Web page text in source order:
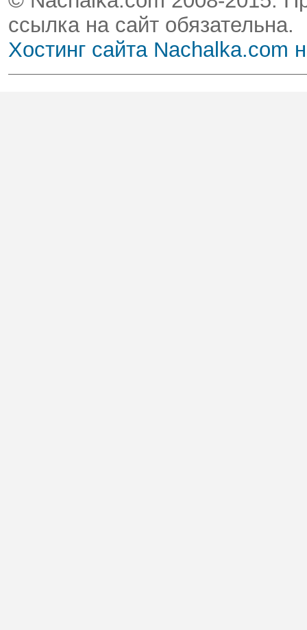
ссылка на сайт обязательна.
Хостинг сайта Nachalka.com